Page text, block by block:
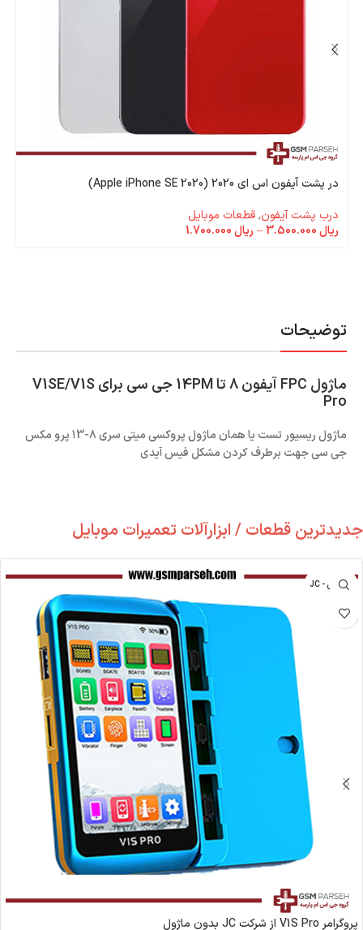
توضیحات
ماژول FPC آیفون 8 تا 14PM جی سی برای V1SE/V1S
Pro
ماژول ریسیور تست یا همان ماژول پروکسی میتی سری ۸-۱3 پرو مکس
جی سی جهت برطرف کردن مشکل فیس آیدی
در پشت آیفون اس ای 2020 (Apple iPhone SE 2020)
درب پشت آیفون,قطعات موبایل
ریال
– ریال
جدیدترین قطعات / ابزارآلات تعمیرات موبایل
جی سی - JC
پروگرامر V1S Pro از شرکت JC بدون ماژول